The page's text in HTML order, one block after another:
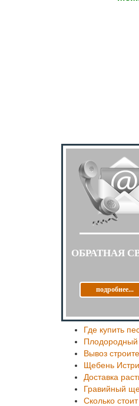
ОБРАТНАЯ
подробнее...
Где купить
Плодородный
Вывоз
Щебень
Доставка
Гравийный
Сколько